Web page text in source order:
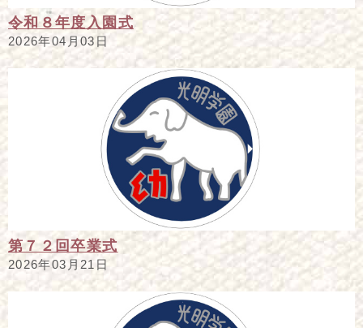
令和８年度入園式
2026年04月03日
第７２回卒業式
2026年03月21日